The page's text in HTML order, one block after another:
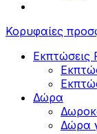
Κορυφαίες
Δώρα
Δώρα